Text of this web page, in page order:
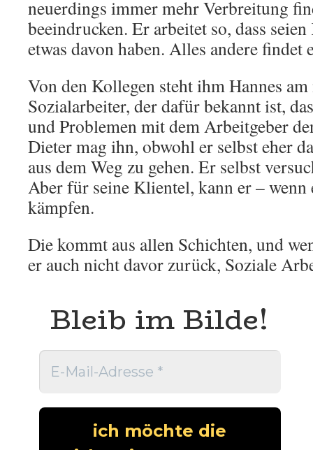
neuerdings immer mehr Verbreitung
beeindrucken. Er arbeitet so, dass
etwas davon haben. Alles andere findet
Von den Kollegen steht ihm Hannes am
Sozialarbeiter, der dafür bekannt ist,
und Problemen mit dem Arbeitgeber
Dieter mag ihn, obwohl er selbst eher
aus dem Weg zu gehen. Er selbst
Aber für seine Klientel, kann er – wenn
kämpfen.
Die kommt aus allen Schichten, und
er auch nicht davor zurück, Soziale
Bleib im Bilde!